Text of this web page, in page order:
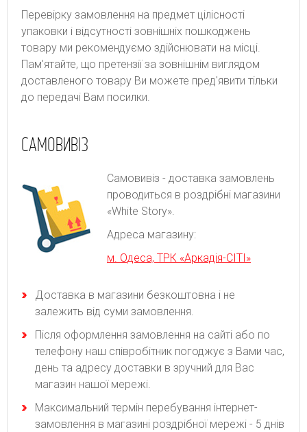
Перевірку замовлення на предмет цілісності
упаковки і відсутності зовнішніх пошкоджень
товару ми рекомендуємо здійснювати на місці.
Пам'ятайте, що претензії за зовнішнім виглядом
доставленого товару Ви можете пред'явити тільки
до передачі Вам посилки.
САМОВИВІЗ
Самовивіз - доставка замовлень
проводиться в роздрібні магазини
«White Story».
Адреса магазину:
м. Одеса, ТРК «Аркадія-СІТІ»
Доставка в магазини безкоштовна і не
залежить від суми замовлення.
Після оформлення замовлення на сайті або по
телефону наш співробітник погоджує з Вами час,
день та адресу доставки в зручний для Вас
магазин нашої мережі.
Максимальний термін перебування інтернет-
замовлення в магазині роздрібної мережі - 5 днів